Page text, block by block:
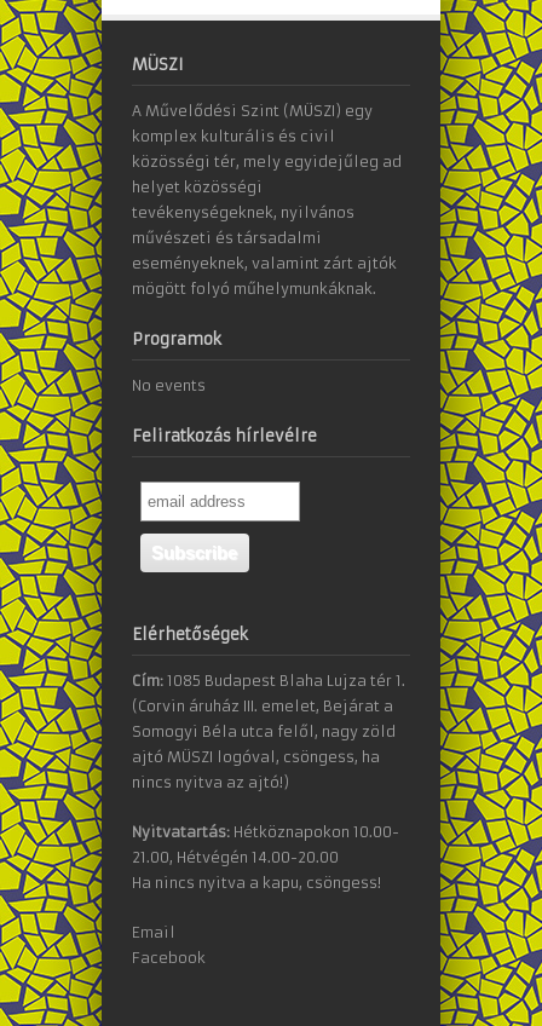
MÜSZI
A Művelődési Szint (MÜSZI) egy
komplex kulturális és civil
közösségi tér, mely egyidejűleg ad
helyet közösségi
tevékenységeknek, nyilvános
művészeti és társadalmi
eseményeknek, valamint zárt ajtók
mögött folyó műhelymunkáknak.
Programok
No events
Feliratkozás hírlevélre
Elérhetőségek
Cím: 1085 Budapest Blaha Lujza tér 1.
(Corvin áruház III. emelet, Bejárat a
Somogyi Béla utca felől, nagy zöld
ajtó MÜSZI logóval, csöngess, ha
nincs nyitva az ajtó!)
Nyitvatartás: Hétköznapokon 10.00-
21.00, Hétvégén 14.00-20.00
Ha nincs nyitva a kapu, csöngess!
Email
Facebook